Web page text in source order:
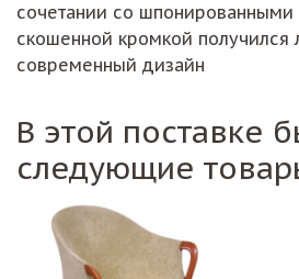
сочетании со шпонированными
скошенной кромкой получился
современный дизайн
В этой поставке
следующие